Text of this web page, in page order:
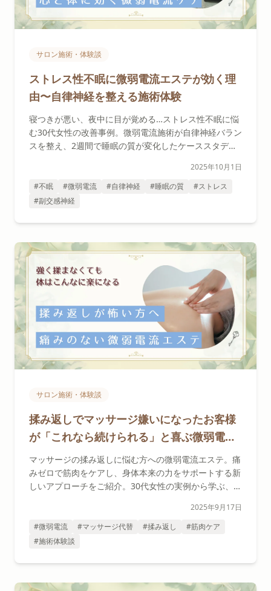
サロン施術・体験談
ストレス性不眠に微弱電流エステが効く理
由〜自律神経を整える施術体験
寝つきが悪い、夜中に目が覚める…ストレス性不眠に悩
む30代女性の改善事例。微弱電流施術が自律神経バラン
スを整え、2週間で睡眠の質が変化したケーススタディ
2025年10月1日
#不眠
#微弱電流 #自律神経 #睡眠の質
#ストレス
#副交感神経
サロン施術・体験談
揉み返しでマッサージ嫌いになったお客様
が「これなら続けられる」と喜ぶ微弱電流
エステ
マッサージの揉み返しに悩む方への微弱電流エステ。痛
みゼロで筋肉をケアし、身体本来の力をサポートする新
しいアプローチをご紹介。30代女性の実例から学ぶ、優
2025年9月17日
#微弱電流
#マッサージ代替 #揉み返し
#筋肉ケア
#施術体験談